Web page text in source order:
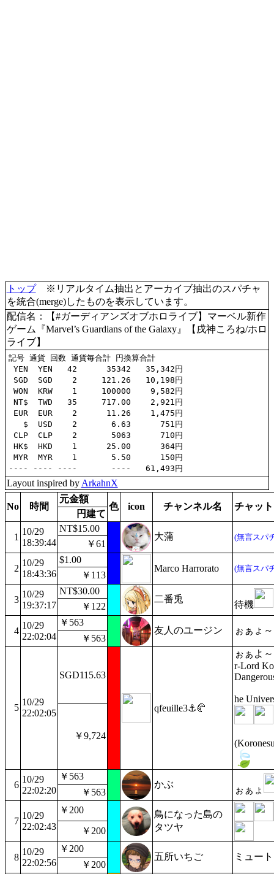
トップ※リアルタイム抽出とアーカイブ抽出のスパチャ
を統合(merge)したものを表示しています。
配信名：【#ガーディアンズオブホロライブ】マーベル新作
ゲーム『Marvel’s Guardians of the Galaxy』【戌神ころね/ホロ
ライブ】
記号 通貨 回数 通貨毎合計 円換算合計
YEN  YEN   42      35342   35,342円
SGD  SGD    2     121.26   10,198円
WON  KRW    1     100000    9,582円
NT$  TWD   35     717.00    2,921円
EUR  EUR    2      11.26    1,475円
   $  USD    2       6.63      751円
CLP  CLP    2       5063      710円
HK$  HKD    1      25.00      364円
MYR  MYR    1       5.50      150円
Layout inspired by ArkahnX
No 時間
元金額
色 icon チャンネル名 チャット
円建て
1
10/29
18:39:44
NT$15.00
大蒲 (無言スパ
￥61
2
10/29
18:43:36
$1.00
Marco Harrorato
(無言スパ
￥113
3
10/29
19:37:17
NT$30.00
二番兎
待機
￥122
4
10/29
22:02:04
￥563
友人のユージン ぉぁょ
￥563
5
10/29
22:02:05
SGD115.63
qfeuille3⚓🥐
ぉぁよ
r-Lord
he
￥9,724
6
10/29
22:02:20
￥563
かぶ
ぉぁょ
￥563
7
10/29
22:02:43
￥200
鳥になった島の
タツヤ
￥200
8
10/29
22:02:56
￥200
五所いちご ミュー
￥200